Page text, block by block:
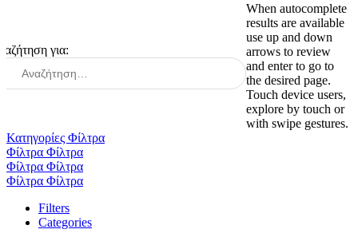
για:
When autocomplete
results are available
use up and down
arrows to review
and enter to go to
the desired page.
Touch device users,
explore by touch or
with swipe gestures.
Κατηγορίες Φίλτρα
Φίλτρα Φίλτρα
Φίλτρα Φίλτρα
Φίλτρα Φίλτρα
Filters
Categories